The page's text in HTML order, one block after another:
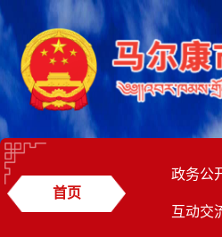
首页
政务公
互动交